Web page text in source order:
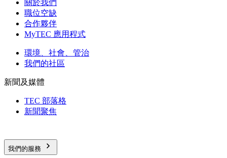
關於我們
職位空缺
合作夥伴
MyTEC 應用程式
環境、社會、管治
我們的社區
新聞及媒體
TEC 部落格
新聞聚焦
我們的服務